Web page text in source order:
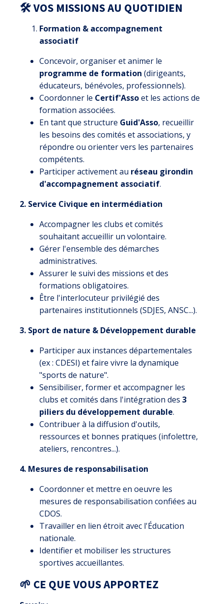
🛠 VOS MISSIONS AU QUOTIDIEN
Formation & accompagnement
associatif
Concevoir, organiser et animer le
programme de formation (dirigeants,
éducateurs, bénévoles, professionnels).
Coordonner le Certif'Assoet les actions de
formation associées.
En tant que structure Guid'Asso, recueillir
les besoins des comités et associations, y
répondre ou orienter vers les partenaires
compétents.
Participer activement au réseau girondin
d'accompagnement associatif.
2. Service Civique en intermédiation
Accompagner les clubs et comités
souhaitant accueillir un volontaire.
Gérer l'ensemble des démarches
administratives.
Assurer le suivi des missions et des
formations obligatoires.
Être l'interlocuteur privilégié des
partenaires institutionnels (SDJES, ANSC...).
3. Sport de nature & Développement durable
Participer aux instances départementales
(ex : CDESI) et faire vivre la dynamique
"sports de nature".
Sensibiliser, former et accompagner les
clubs et comités dans l'intégration des 3
piliers du développement durable.
Contribuer à la diffusion d'outils,
ressources et bonnes pratiques (infolettre,
ateliers, rencontres...).
4. Mesures de responsabilisation
Coordonner et mettre en oeuvre les
mesures de responsabilisation confiées au
CDOS.
Travailler en lien étroit avec l'Éducation
nationale.
Identifier et mobiliser les structures
sportives accueillantes.
🌱 CE QUE VOUS APPORTEZ